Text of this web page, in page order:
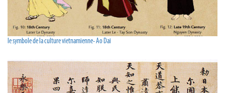
le symbole de la culture vietnamienne- Ao Dai